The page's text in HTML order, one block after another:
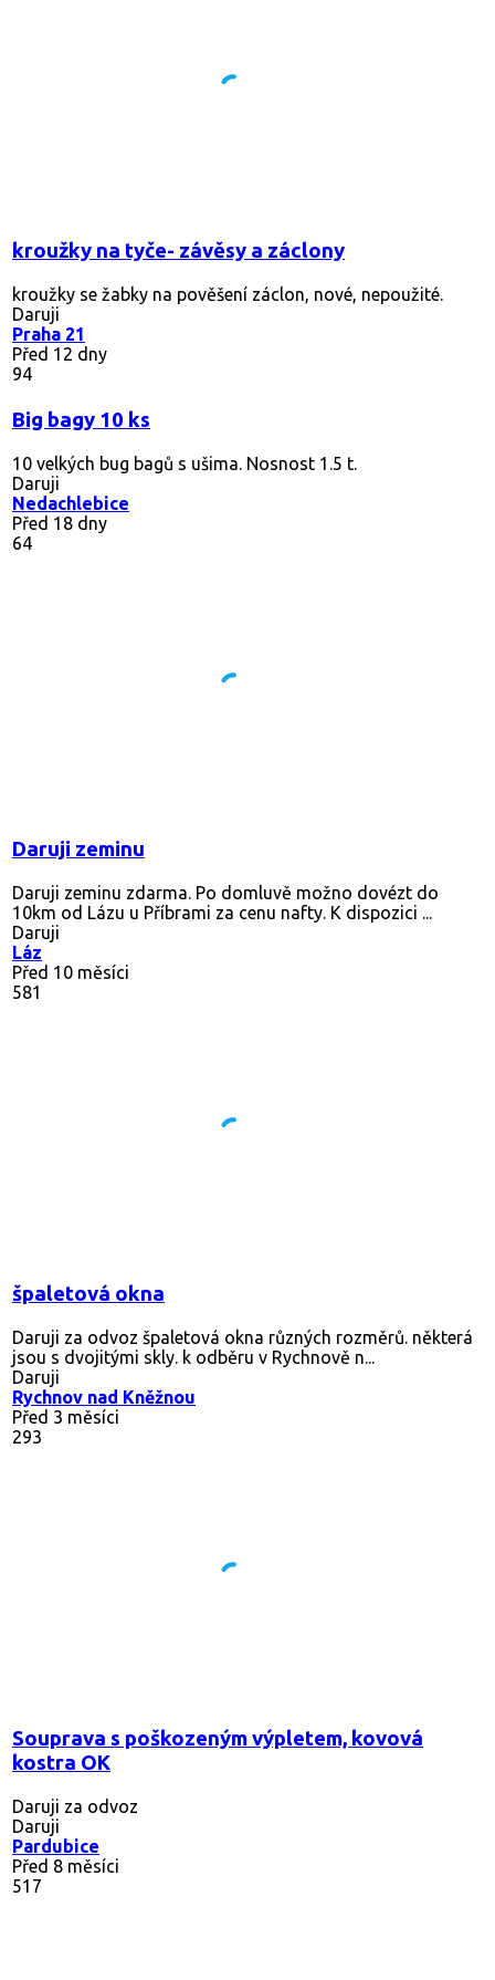
kroužky na tyče- závěsy a záclony
kroužky se žabky na pověšení záclon, nové, nepoužité.
Daruji
Praha 21
Před 12 dny
94
Big bagy 10 ks
10 velkých bug bagů s ušima. Nosnost 1.5 t.
Daruji
Nedachlebice
Před 18 dny
64
Daruji zeminu
Daruji zeminu zdarma. Po domluvě možno dovézt do
10km od Lázu u Příbrami za cenu nafty. K dispozici ...
Daruji
Láz
Před 10 měsíci
581
špaletová okna
Daruji za odvoz špaletová okna různých rozměrů. některá
jsou s dvojitými skly. k odběru v Rychnově n...
Daruji
Rychnov nad Kněžnou
Před 3 měsíci
293
Souprava s poškozeným výpletem, kovová
kostra OK
Daruji za odvoz
Daruji
Pardubice
Před 8 měsíci
517